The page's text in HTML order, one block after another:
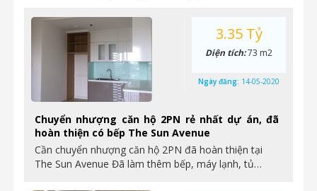
Chuyển nhượng căn hộ 2PN rẻ nhất dự án, đã
hoàn thiện có bếp The Sun Avenue
Cần chuyển nhượng căn hộ 2PN đã hoàn thiện tại
The Sun Avenue Đã làm thêm bếp, máy lạnh, tủ…
3.35 Tỷ
Diện tích:73 m2
Ngày đăng: 14-05-2020